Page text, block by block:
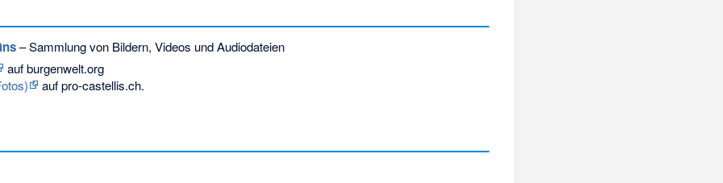
– Sammlung von Bildern, Videos und Audiodateien
auf burgenwelt.org
auf pro-castellis.ch.